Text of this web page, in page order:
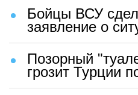
Бойцы ВСУ
заявление о
Позорный
грозит Турции